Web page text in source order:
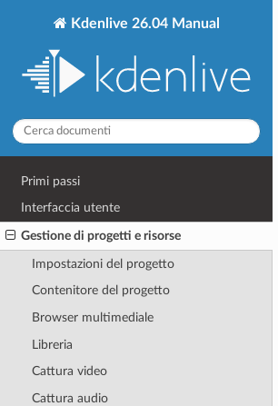
Kdenlive 26.04 Manual
Primi passi
Interfaccia utente
Gestione di progetti e risorse
Impostazioni del progetto
Contenitore del progetto
Browser multimediale
Libreria
Cattura video
Cattura audio